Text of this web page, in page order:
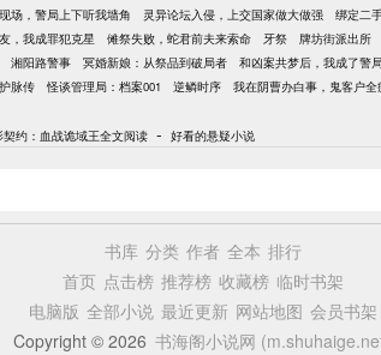
场，警局上下听我墙角 灵异论坛入侵，上交国家做大做强 绑定二
，我成罪犯克星 傩祭失败，蛇君前夫来索命 牙祭 牌坊街派出所
湘阳路警事 冥婚新娘：从祭品到破局者 和凶案共梦后，我成了警
脉传 怪谈管理局：档案001 逆鳞时序 我在阴曹办白事，鬼客户全
契约：血战诡域王全文阅读 - 好看的悬疑小说
书库 分类 作者 全本 排行
首页 点击榜 推荐榜 收藏榜 临时书架
电脑版 全部小说 最近更新 网站地图 会员书架
Copyright © 2026 书海阁小说网